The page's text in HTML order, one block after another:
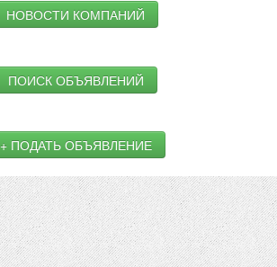
НОВОСТИ КОМПАНИЙ
ПОИСК ОБЪЯВЛЕНИЙ
+ ПОДАТЬ ОБЪЯВЛЕНИЕ